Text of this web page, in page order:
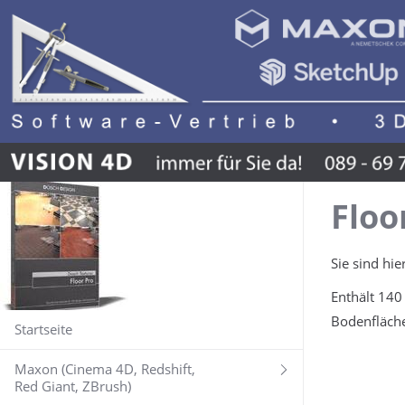
Startseite
Maxon (Cinema 4D, Redshift,
Red Giant, ZBrush)
Sie sind
Enthält